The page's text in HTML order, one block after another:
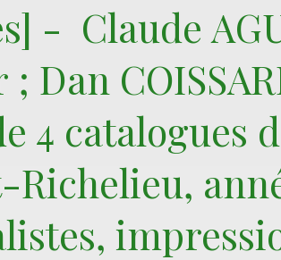
- ‎ ‎Claude
Dan
4 catalogues